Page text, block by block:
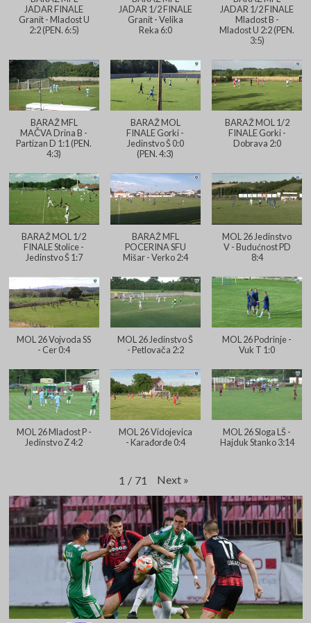
Vesti
BARAŽI TERMINI MOL I MFL
Delegiranje Vesti
Delegiranje službenih lica FSMO
13/14.06.2026
5
Web Tv FSMO
Željko Stanić na čelu Fudbalskog
saveza Mačvanskog okruga
(video+foto)
JADAR FINALE
Granit - Mladost U
2:2 (PEN. 6:5)
JADAR 1/2 FINALE
Granit - Velika
Reka 6:0
JADAR 1/2 FINALE
Mladost B -
Mladost U 2:2 (PEN.
3:5)
BARAŽ MFL
MAČVA Drina B -
Partizan D 1:1 (PEN.
4:3)
BARAŽ MOL
FINALE Gorki -
Jedinstvo Š 0:0
(PEN. 4:3)
BARAŽ MOL 1/2
FINALE Gorki -
Dobrava 2:0
BARAŽ MOL 1/2
FINALE Stolice -
Jedinstvo Š 1:7
BARAŽ MFL
POCERINA SFU
Mišar - Verko 2:4
MOL 26 Jedinstvo
V - Budućnost PD
8:4
MOL 26 Vojvoda SS
- Cer 0:4
MOL 26 Jedinstvo Š
- Petlovača 2:2
MOL 26 Podrinje -
Vuk T 1:0
MOL 26 Mladost P -
Jedinstvo Z 4:2
MOL 26 Vidojevica
- Karađorđe 0:4
MOL 26 Sloga LŠ -
Hajduk Stanko 3:14
1 / 71 Next »